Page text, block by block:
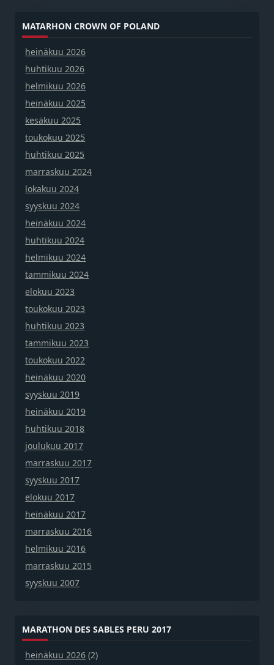
MATARHON CROWN OF POLAND
heinäkuu 2026
huhtikuu 2026
helmikuu 2026
heinäkuu 2025
kesäkuu 2025
toukokuu 2025
huhtikuu 2025
marraskuu 2024
lokakuu 2024
syyskuu 2024
heinäkuu 2024
huhtikuu 2024
helmikuu 2024
tammikuu 2024
elokuu 2023
toukokuu 2023
huhtikuu 2023
tammikuu 2023
toukokuu 2022
heinäkuu 2020
syyskuu 2019
heinäkuu 2019
huhtikuu 2018
joulukuu 2017
marraskuu 2017
syyskuu 2017
elokuu 2017
heinäkuu 2017
marraskuu 2016
helmikuu 2016
marraskuu 2015
syyskuu 2007
MARATHON DES SABLES PERU 2017
heinäkuu 2026 (2)